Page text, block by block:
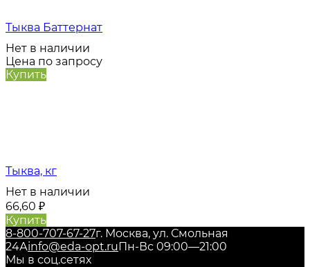
Тыква Баттернат
Нет в наличии
Цена по запросу
Купить
Тыква, кг
Нет в наличии
66,60 ₽
Купить
8-800-707-67-27г. Москва, ул. Смольная
24Аinfo@eda-opt.ruПн-Вс 09:00—21:00
Мы в соц.сетях